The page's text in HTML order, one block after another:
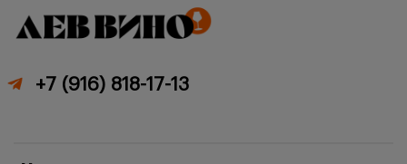
+7 (916) 818-17-13